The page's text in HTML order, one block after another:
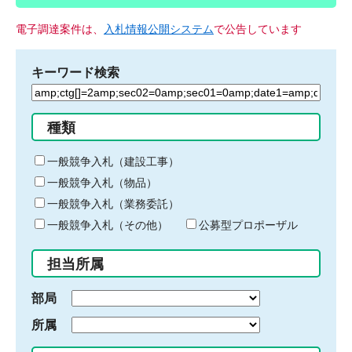
電子調達案件は、 入札情報公開システムで公告しています
キーワード検索
検
る
キ
ー
ワ
ー
ド
入
力
種類
一般競争入札（建設工事）
一般競争入札（物品）
一般競争入札（業務委託）
一般競争入札（その他）
公募型プロポーザル
担当所属
部局
所属